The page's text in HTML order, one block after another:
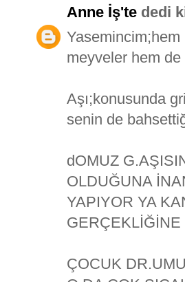
Anne İş'te dedi
Yasemincim;hem
meyveler hem
Aşı;konusunda
senin de
dOMUZ
OLDUĞUNA
YAPIYOR YA
ÇOCUK